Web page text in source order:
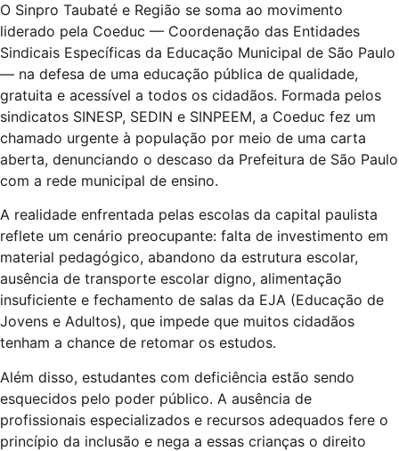
O Sinpro Taubaté e Região se soma ao movimento
liderado pela Coeduc — Coordenação das Entidades
Sindicais Específicas da Educação Municipal de São Paulo
— na defesa de uma educação pública de qualidade,
gratuita e acessível a todos os cidadãos. Formada pelos
sindicatos SINESP, SEDIN e SINPEEM, a Coeduc fez um
chamado urgente à população por meio de uma carta
aberta, denunciando o descaso da Prefeitura de São Paulo
com a rede municipal de ensino.
A realidade enfrentada pelas escolas da capital paulista
reflete um cenário preocupante: falta de investimento em
material pedagógico, abandono da estrutura escolar,
ausência de transporte escolar digno, alimentação
insuficiente e fechamento de salas da EJA (Educação de
Jovens e Adultos), que impede que muitos cidadãos
tenham a chance de retomar os estudos.
Além disso, estudantes com deficiência estão sendo
esquecidos pelo poder público. A ausência de
profissionais especializados e recursos adequados fere o
princípio da inclusão e nega a essas crianças o direito